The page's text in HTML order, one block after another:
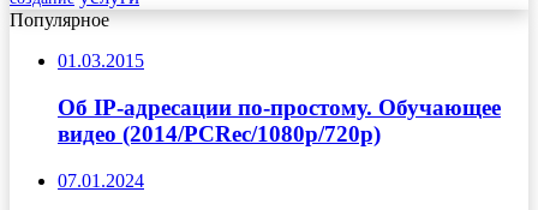
Популярное
01.03.2015
Об IP-адресации по-простому. Обучающее
видео (2014/PCRec/1080p/720p)
07.01.2024